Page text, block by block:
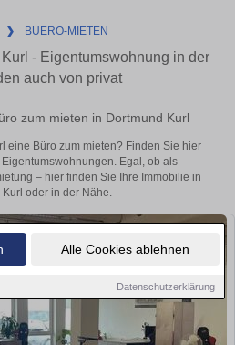
Alle Cookies ablehnen
Datenschutzerklärung
❯ BUERO-MIETEN
- Eigentumswohnung in der
auch von privat
zum mieten in Dortmund Kurl
eine Büro zum mieten? Finden Sie hier
Egal, ob als
– hier finden Sie Ihre Immobilie in
Kurl oder in der Nähe.